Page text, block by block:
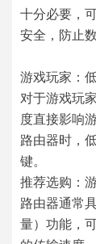
十分必要，
安全，防止
游戏玩家：
对于游戏玩
度直接影响
路由器时，
键。
推荐选购：
路由器通常
量）功能，